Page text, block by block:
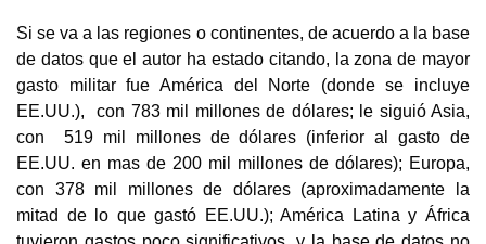
Si se va a las regiones o continentes, de acuerdo a la base
de datos que el autor ha estado citando, la zona de mayor
gasto militar fue América del Norte (donde se incluye
EE.UU.), con 783 mil millones de dólares; le siguió Asia,
con 519 mil millones de dólares (inferior al gasto de
EE.UU. en mas de 200 mil millones de dólares); Europa,
con 378 mil millones de dólares (aproximadamente la
mitad de lo que gastó EE.UU.); América Latina y África